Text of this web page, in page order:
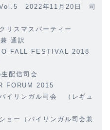
2022年11月20日 司
リスマスパーティー
通訳
FALL FESTIVAL 2018
配信司会
FORUM 2015
イリンガル司会 （レギュ
ョー（バイリンガル司会兼